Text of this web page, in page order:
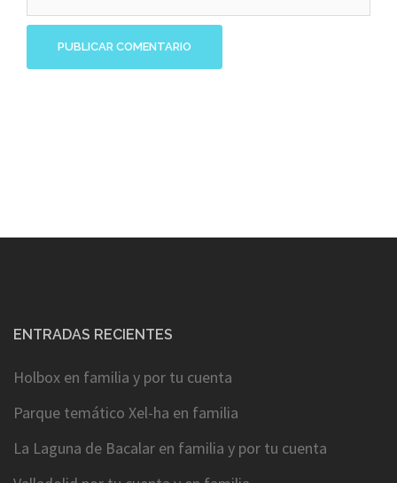
ENTRADAS RECIENTES
Holbox en familia y por tu cuenta
Parque temático Xel-ha en familia
La Laguna de Bacalar en familia y por tu cuenta